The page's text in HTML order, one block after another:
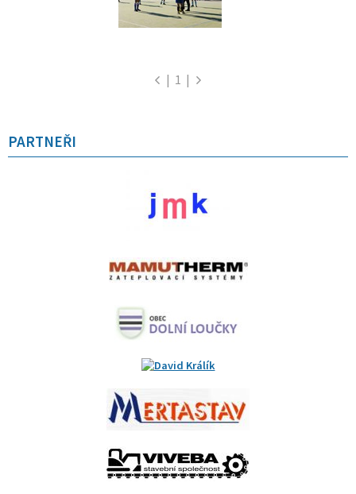
| 1 |
PARTNEŘI